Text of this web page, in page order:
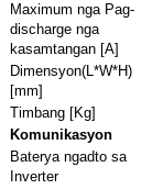
Maximum nga Pag-
discharge nga
kasamtangan [A]
Dimensyon(L*W*H)
[mm]
Timbang [Kg]
Komunikasyon
Baterya ngadto sa
Inverter